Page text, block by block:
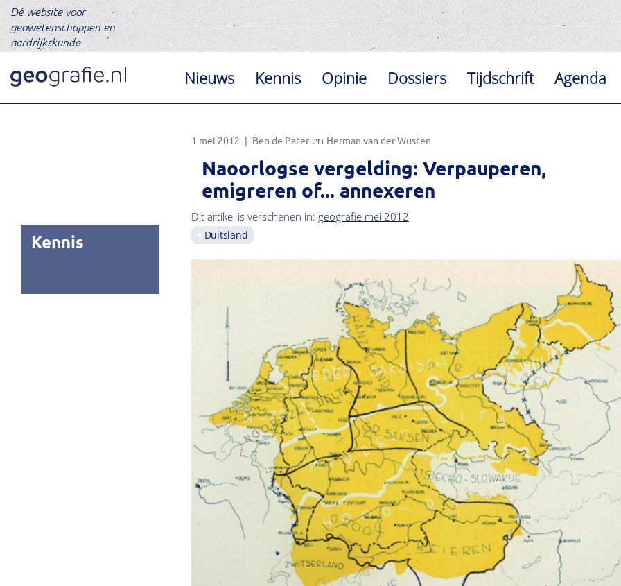
Dé website voor
geowetenschappen en
aardrijkskunde
Nieuws Kennis Opinie Dossiers Tijdschrift Agenda
1 mei 2012 Ben de Pater Herman van der Wusten
Naoorlogse vergelding: Verpauperen,
emigreren of... annexeren
Dit artikel is verschenen in: geografie mei 2012
Duitsland
Kennis